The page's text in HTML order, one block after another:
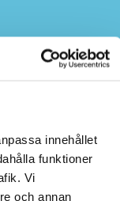
innehållet
funktioner
Vi
och annan